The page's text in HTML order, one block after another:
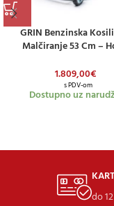
GRIN Benzinska
Malčiranje 53 Cm –
1.809,00€
s PDV-om
Dostupno uz
do